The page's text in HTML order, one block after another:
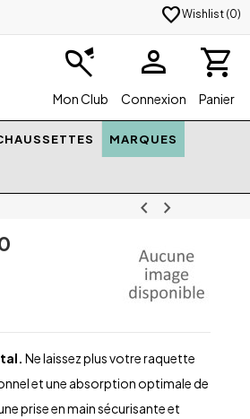
favoriteWishlist (0)
badminton
Mon Club
person
Connexion
shopping_cart
Panier
MARQUES
chevron_left
chevron_right
Ne laissez plus votre raquette
et une absorption optimale de
prise en main sécurisante et